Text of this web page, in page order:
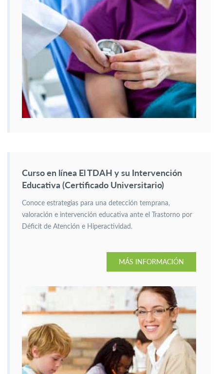
Curso en línea El TDAH y su Intervención
Educativa (Certificado Universitario)
Conoce estrategias para una detección temprana,
valoración e intervención educativa ante el Trastorno por
Déficit de Atención e Hiperactividad.
MÁS INFORMACIÓN